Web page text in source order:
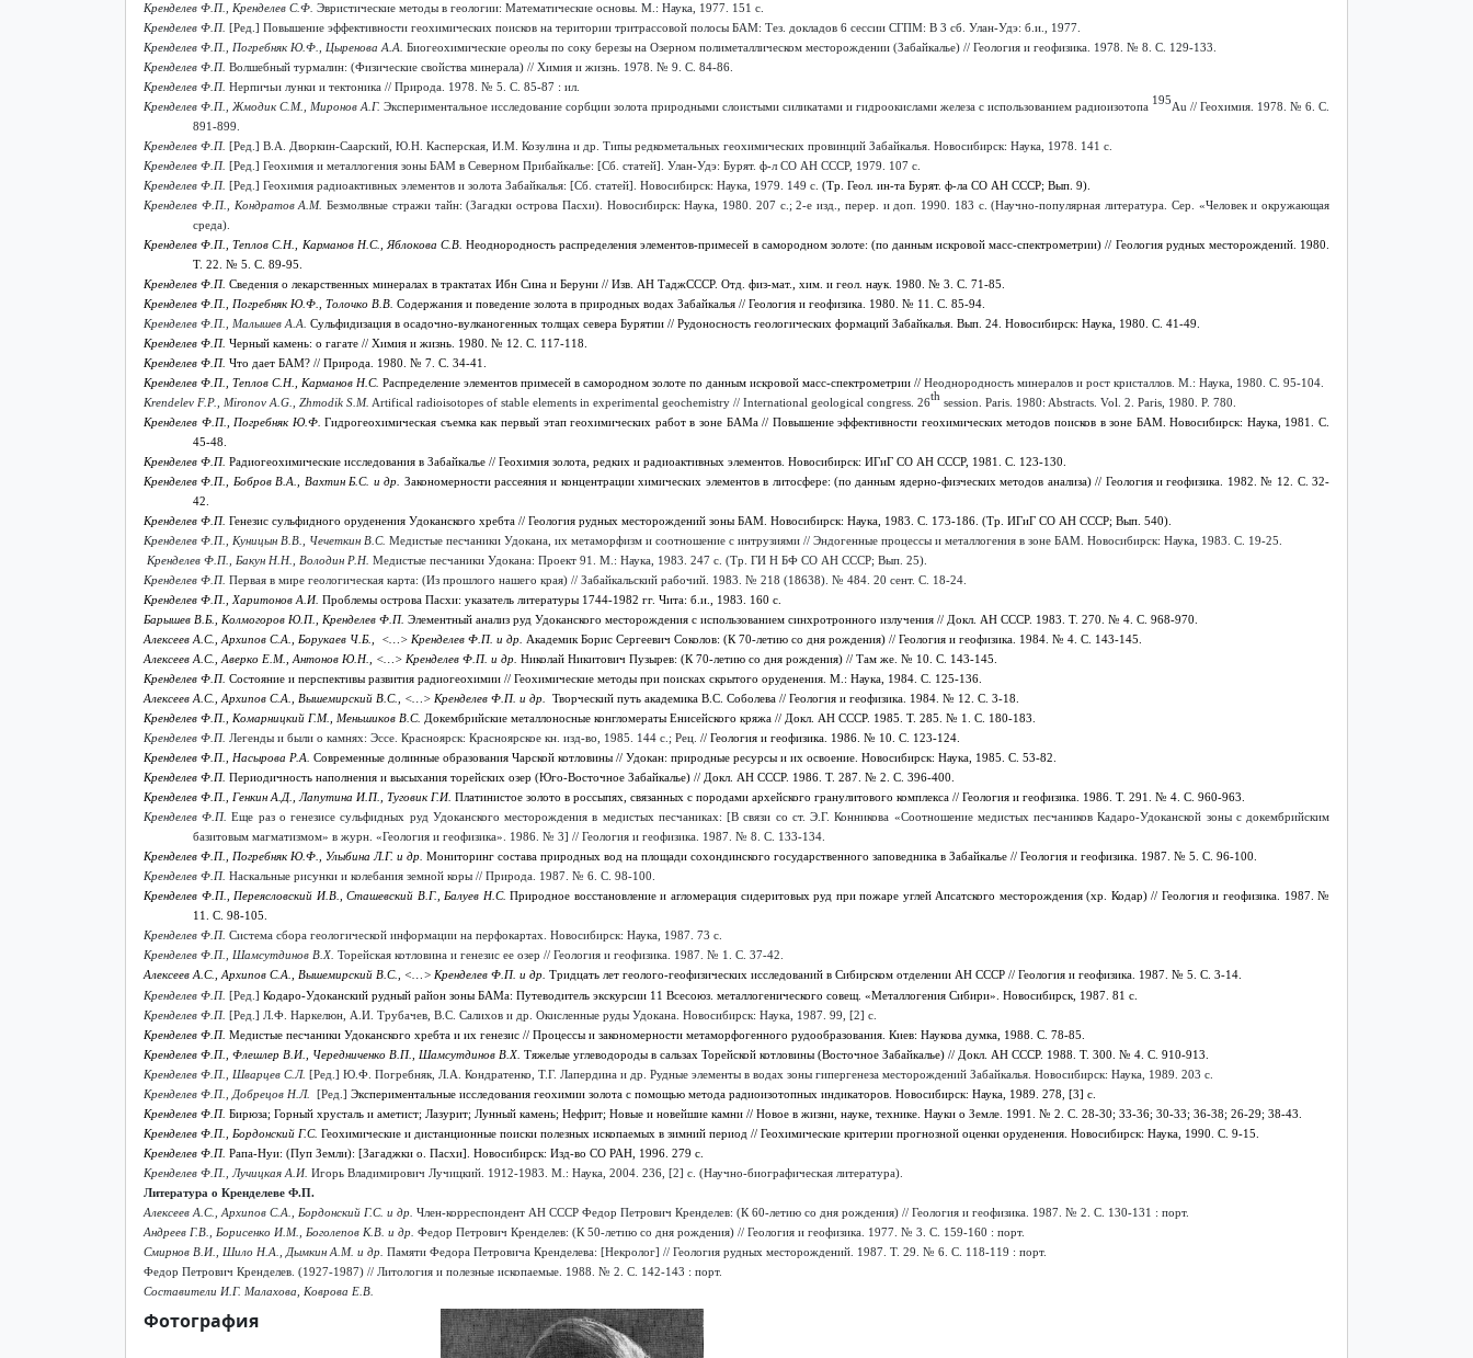
Кренделев Ф.П., Кренделев С.Ф. Эвристические методы в геологии: Математические основы. М.: Наука, 1977. 151 с.
Кренделев Ф.П. [Ред.] Повышение эффективности геохимических поисков на територии тритрассовой полосы БАМ: Тез. докладов 6 сессии СГПМ: В 3 сб. Улан-Удэ: б.и., 1977.
Кренделев Ф.П., Погребняк Ю.Ф., Цыренова А.А. Биогеохимические ореолы по соку березы на Озерном полиметаллическом месторождении (Забайкалье) // Геология и геофизика. 1978. № 8. С. 129-133.
Кренделев Ф.П. Волшебный турмалин: (Физические свойства минерала) // Химия и жизнь. 1978. № 9. С. 84-86.
Кренделев Ф.П. Нерпичьи лунки и тектоника // Природа. 1978. № 5. С. 85-87 : ил.
Кренделев Ф.П., Жмодик С.М., Миронов А.Г. Экспериментальное исследование сорбции золота природными слоистыми силикатами и гидроокислами железа с использованием радиоизотопа
195
Au // Геохимия. 1978. № 6. С.
891-899.
Кренделев Ф.П. [Ред.] В.А. Дворкин-Саарский, Ю.Н. Касперская, И.М. Козулина и др. Типы редкометальных геохимических провинций Забайкалья. Новосибирск: Наука, 1978. 141 с.
Кренделев Ф.П. [Ред.] Геохимия и металлогения зоны БАМ в Северном Прибайкалье: [Сб. статей]. Улан-Удэ: Бурят. ф-л СО АН СССР, 1979. 107 с.
Кренделев Ф.П. [Ред.] Геохимия радиоактивных элементов и золота Забайкалья: [Сб. статей]. Новосибирск: Наука, 1979. 149 с. (Тр. Геол. ин-та Бурят. ф-ла СО АН СССР; Вып. 9).
Кренделев Ф.П., Кондратов А.М. Безмолвные стражи тайн: (Загадки острова Пасхи). Новосибирск: Наука, 1980. 207 с.; 2-е изд., перер. и доп. 1990. 183 с. (Научно-популярная литература. Сер. «Человек и окружающая
среда).
Кренделев Ф.П.
Теплов С.Н., Карманов Н.С., Яблокова С.В. Неоднородность распределения элементов-примесей в самородном золоте: (по данным искровой масс-спектрометрии) // Геология рудных месторождений. 1980.
Т. 22. № 5. С. 89-95.
Кренделев Ф.П. Сведения о лекарственных минералах в трактатах Ибн Сина и Беруни // Изв. АН ТаджСССР. Отд. физ-мат., хим. и геол. наук. 1980. № 3.
С. 71-85.
Кренделев Ф.П.
Погребняк Ю.Ф., Толочко В.В. Содержания и поведение золота в природных водах Забайкалья // Геология и геофизика. 1980. № 11. С. 85-94.
Кренделев Ф.П., Малышев А.А. Сульфидизация в осадочно-вулканогенных толщах севера Бурятии // Рудоносность геологических формаций Забайкалья. Вып. 24. Новосибирск: Наука, 1980.
С. 41-49.
Кренделев Ф.П. Черный камень: о гагате // Химия и жизнь. 1980. № 12. С. 117-118.
Кренделев Ф.П. Что дает БАМ? // Природа. 1980. № 7. С. 34-41.
Кренделев Ф.П.
Теплов С.Н., Карманов Н.С. Распределение элементов примесей в самородном золоте по данным искровой масс-спектрометрии // Неоднородность минералов и рост кристаллов. М .: Наука , 1980. С . 95-104.
Krendelev F.P., Mironov A.G., Zhmodik S.M. Artifical radioisotopes of stable elements in experimental geochemistry // International geological congress. 26
th
session. Paris. 1980: Abstracts. Vol. 2. Paris, 1980. P. 780.
Кренделев Ф.П.
Погребняк Ю.Ф. Гидрогеохимическая съемка как первый этап геохимических работ в зоне БАМа // Повышение эффективности геохимических методов поисков в зоне БАМ. Новосибирск: Наука, 1981. С.
45-48.
Кренделев Ф.П. Радиогеохимические исследования в Забайкалье // Геохимия золота, редких и радиоактивных элементов. Новосибирск: ИГиГ СО АН СССР, 1981. С. 123-130.
Кренделев Ф.П.
Бобров В.А., Вахтин Б.С. и др.
Закономерности рассеяния и концентрации химических элементов в литосфере: (по данным ядерно-физческих методов анализа) // Геология и геофизика. 1982. № 12. С. 32-
42.
Кренделев Ф.П. Генезис сульфидного оруденения Удоканского хребта // Геология рудных месторождений зоны БАМ. Новосибирск: Наука, 1983. С. 173-186. (Тр. ИГиГ СО АН СССР; Вып. 540).
Кренделев Ф.П.
Куницын В.В., Чечеткин В.С. Медистые песчаники Удокана, их метаморфизм и соотношение с интрузиями // Эндогенные процессы и металлогения в зоне БАМ. Новосибирск: Наука, 1983. С. 19-25.
Кренделев Ф.П.
Бакун Н.Н., Володин Р.Н. Медистые песчаники Удокана: Проект 91. М.: Наука, 1983. 247 с. (Тр. ГИ Н БФ СО АН СССР; Вып. 25).
Кренделев Ф.П. Первая в мире геологическая карта: (Из прошлого нашего края) // Забайкальский рабочий. 1983. № 218 (18638). № 484. 20 сент. С. 18-24.
Кренделев Ф.П.
Харитонов А.И. Проблемы острова Пасхи: указатель литературы 1744-1982 гг. Чита: б.и., 1983. 160 с.
Барышев В.Б.
Колмогоров Ю.П., Кренделев Ф.П. Элементный анализ руд Удоканского месторождения с использованием синхротронного излучения // Докл. АН СССР. 1983. Т. 270. № 4. С. 968-970.
Алексеев А.С.
Архипов С.А., Борукаев Ч.Б., <…> Кренделев Ф.П. и др.
Академик Борис Сергеевич Соколов: (К 70-летию со дня рождения) // Геология и геофизика. 1984. № 4. С. 143-145.
Алексеев А.С.
Аверко Е.М., Антонов Ю.Н., <…> Кренделев Ф.П. и др. Николай Никитович Пузырев: (К 70-летию со дня рождения) // Там же. № 10. С. 143-145.
Кренделев Ф.П. Состояние и перспективы развития радиогеохимии // Геохимические методы при поисках скрытого оруденения. М.: Наука, 1984. С. 125-136.
Алексеев А.С.
Архипов С.А., Вышемирский В.С., <…> Кренделев Ф.П. и др.
Творческий путь академика В.С. Соболева // Геология и геофизика. 1984. № 12. С. 3-18.
Кренделев Ф.П.
Комарницкий Г.М., Меньшиков В.С. Докембрийские металлоносные конгломераты Енисейского кряжа // Докл. АН СССР. 1985. Т. 285. № 1. С. 180-183.
Кренделев Ф.П. Легенды и были о камнях: Эссе. Красноярск: Красноярское кн. изд-во, 1985. 144 с.; Рец. // Геология и геофизика. 1986. № 10. С. 123-124.
Кренделев Ф.П.
Насырова Р.А.
Современные долинные образования Чарской котловины // Удокан: природные ресурсы и их освоение. Новосибирск: Наука, 1985. С. 53-82.
Кренделев Ф.П. Периодичность наполнения и высыхания торейских озер (Юго-Восточное Забайкалье) // Докл. АН СССР. 1986. Т. 287. № 2. С. 396-400.
Кренделев Ф.П.
Генкин А.Д., Лапутина И.П., Туговик Г.И. Платинистое золото в россыпях, связанных с породами архейского гранулитового комплекса // Геология и геофизика. 1986. Т. 291. № 4. С. 960-963.
Кренделев Ф.П.Еще раз о генезисе сульфидных руд Удоканского месторождения в медистых песчаниках: [В связи со ст. Э.Г. Конникова «Соотношение медистых песчаников Кадаро-Удоканской зоны с докембрийским
базитовым магматизмом» в журн. «Геология и геофизика». 1986. № 3] // Геология и геофизика. 1987. № 8. С. 133-134.
Кренделев Ф.П.
Погребняк Ю.Ф., Улыбина Л.Г. и др. Мониторинг состава природных вод на площади сохондинского государственного заповедника в Забайкалье // Геология и геофизика. 1987. № 5. С. 96-100.
Кренделев Ф.П. Наскальные рисунки и колебания земной коры // Природа. 1987. № 6. С. 98-100.
Кренделев Ф.П.
Переясловский И.В., Сташевский В.Г., Балуев Н.С. Природное восстановление и агломерация сидеритовых руд при пожаре углей Апсатского месторождения (хр. Кодар) // Геология и геофизика. 1987. №
11. С. 98-105.
Кренделев Ф.П. Система сбора геологической информации на перфокартах. Новосибирск: Наука, 1987. 73 с.
Кренделев Ф.П., Шамсутдинов В.Х. Торейская котловина и генезис ее озер // Геология и геофизика. 1987. № 1. С. 37-42.
Алексеев А.С.
Архипов С.А., Вышемирский В.С., ˂…˃ Кренделев Ф.П. и др. Тридцать лет геолого-геофизических исследований в Сибирском отделении АН СССР // Геология и геофизика. 1987. № 5. С. 3-14.
Кренделев Ф.П. [Ред.] Кодаро-Удоканский рудный район зоны БАМа: Путеводитель экскурсии 11 Всесоюз. металлогенического совещ. «Металлогения Сибири». Новосибирск, 1987. 81 с.
Кренделев Ф.П. [Ред.] Л.Ф. Наркелюн, А.И. Трубачев, В.С. Салихов и др. Окисленные руды Удокана. Новосибирск: Наука, 1987. 99, [2] с.
Кренделев Ф.П. Медистые песчаники Удоканского хребта и их генезис // Процессы и закономерности метаморфогенного рудообразования. Киев: Наукова думка, 1988. С. 78-85.
Кренделев Ф.П.
Флешлер В.И., Чередниченко В.П., Шамсутдинов В.Х. Тяжелые углеводороды в сальзах Торейской котловины (Восточное Забайкалье) // Докл. АН СССР. 1988. Т. 300. № 4. С. 910-913.
Кренделев Ф.П., Шварцев С.Л. [Ред.] Ю.Ф. Погребняк, Л.А. Кондратенко, Т.Г. Лапердина и др. Рудные элементы в водах зоны гипергенеза месторождений Забайкалья. Новосибирск: Наука, 1989. 203 с.
Кренделев Ф.П., Добрецов Н.Л.
[Ред.] Экспериментальные исследования геохимии золота с помощью метода радиоизотопных индикаторов. Новосибирск: Наука, 1989. 278, [3] с.
Кренделев Ф.П. Бирюза; Горный хрусталь и аметист; Лазурит; Лунный камень; Нефрит; Новые и новейшие камни // Новое в жизни, науке, технике. Науки о Земле. 1991. № 2. С. 28-30; 33-36; 30-33; 36-38; 26-29; 38-43.
Кренделев Ф.П.
Бордонский Г.С. Геохимические и дистанционные поиски полезных ископаемых в зимний период // Геохимические критерии прогнозной оценки оруденения. Новосибирск: Наука, 1990. С. 9-15.
Кренделев Ф.П. Рапа-Нуи: (Пуп Земли): [Загаджки о. Пасхи]. Новосибирск: Изд-во СО РАН, 1996. 279 с.
Кренделев Ф.П., Лучицкая А.И. Игорь Владимирович Лучицкий. 1912-1983. М.: Наука, 2004. 236, [2] с. (Научно-биографическая литература).
Литература о Кренделеве Ф.П.
Алексеев А.С., Архипов С.А., Бордонский Г.С. и др. Член-корреспондент АН СССР Федор Петрович Кренделев: (К 60-летию со дня рождения) // Геология и геофизика. 1987. № 2. С. 130-131 : порт.
Андреев Г.В., Борисенко И.М., Боголепов К.В. и др. Федор Петрович Кренделев: (К 50-летию со дня рождения) // Геология и геофизика. 1977. № 3. С. 159-160 : порт.
Смирнов В.И., Шило Н.А., Дымкин А.М. и др. Памяти Федора Петровича Кренделева: [Некролог] // Геология рудных месторождений. 1987. Т. 29. № 6. С. 118-119 : порт.
Федор Петрович Кренделев. (1927-1987) // Литология и полезные ископаемые. 1988. № 2. С. 142-143 : порт.
Составители И.Г. Малахова, Коврова Е.В.
Фотография